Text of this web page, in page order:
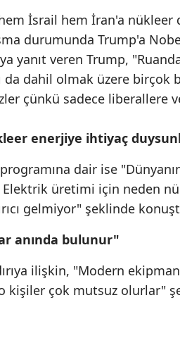
İsrail hem İran'a nükleer
durumunda Trump'a
yanıt veren Trump,
dahil olmak üzere birçok
çünkü sadece liberallere
enerjiye ihtiyaç
dair ise
üretimi için neden
gelmiyor" şeklinde
anında bulunur"
ilişkin, "Modern
o kişiler çok mutsuz olurlar"